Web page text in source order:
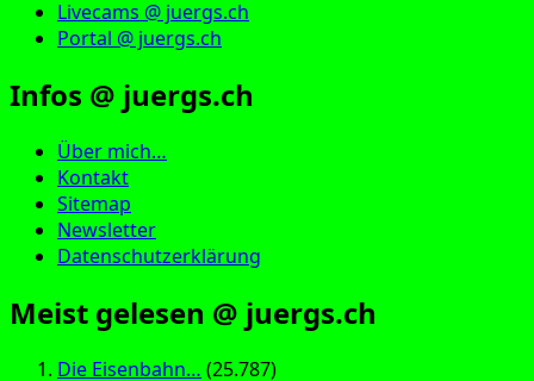
Livecams @ juergs.ch
Portal @ juergs.ch
Infos @ juergs.ch
Über mich…
Kontakt
Sitemap
Newsletter
Datenschutzerklärung
Meist gelesen @ juergs.ch
Die Eisenbahn… (25.787)